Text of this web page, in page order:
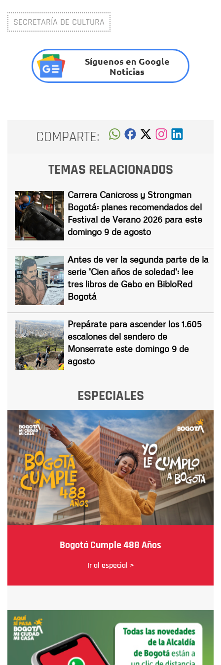
SECRETARÍA DE CULTURA
Síguenos en Google
Noticias
COMPARTE:
TEMAS RELACIONADOS
Carrera Canicross y Strongman
Bogotá: planes recomendados del
Festival de Verano 2026 para este
domingo 9 de agosto
Antes de ver la segunda parte de la
serie 'Cien años de soledad': lee
tres libros de Gabo en BibloRed
Bogotá
Prepárate para ascender los 1.605
escalones del sendero de
Monserrate este domingo 9 de
agosto
ESPECIALES
Bogotá Cumple 488 Años
Ir al especial >